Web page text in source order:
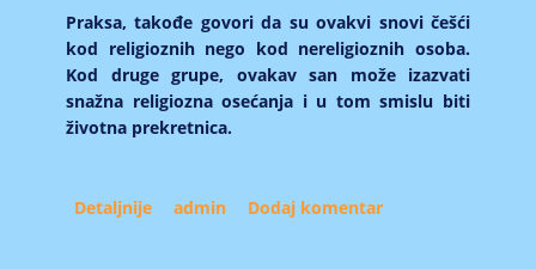
Praksa, takođe govori da su ovakvi snovi češći
kod religioznih nego kod nereligioznih osoba.
Kod druge grupe, ovakav san može izazvati
snažna religiozna osećanja i u tom smislu biti
životna prekretnica.
Detaljnije about Anđeli
admin Dodaj komentar